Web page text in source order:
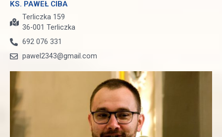
KS. PAWEŁ CIBA
Terliczka 159
36-001 Terliczka
692 076 331
pawel2343@gmail.com